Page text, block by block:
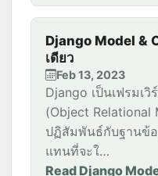
Django Model &
เดียว
Feb 13, 2023
Django เป็นเฟรมเ
(Object Relational
ปฏิสัมพันธ์กับฐานข้
แทนที่จะใ…
Read Django